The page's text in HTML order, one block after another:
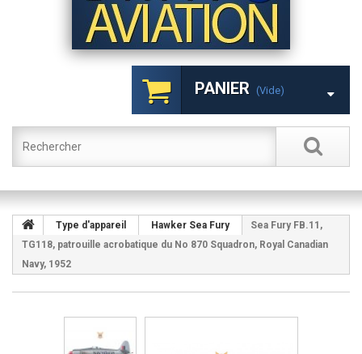
PANIER (vide)
Type d'appareil Hawker Sea Fury
Sea Fury FB.11,
TG118, patrouille acrobatique du No 870 Squadron, Royal Canadian
Navy, 1952